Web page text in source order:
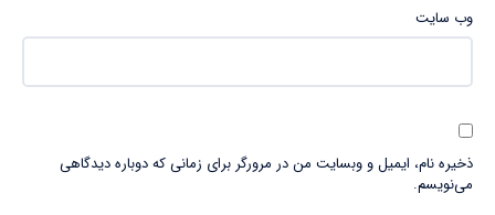
وب‌ سایت
ذخیره نام، ایمیل و وبسایت من در مرورگر برای زمانی که دوباره دیدگاهی
می‌نویسم.